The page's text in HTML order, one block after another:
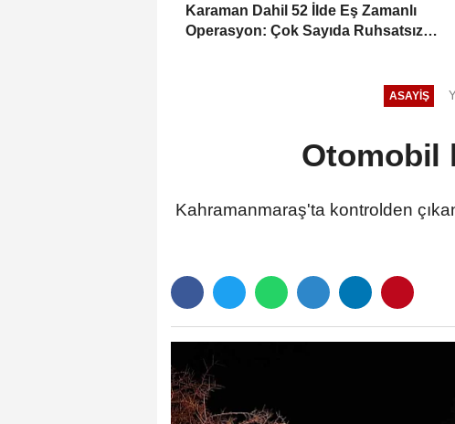
Karaman Dahil 52 İlde Eş Zamanlı
Operasyon: Çok Sayıda Ruhsatsız
ASAYIŞ
Otomobil
Kahramanmaraş'ta kontrolden